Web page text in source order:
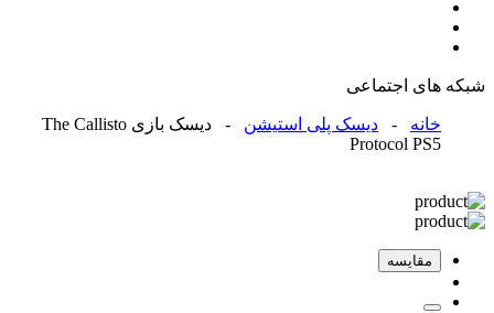
شبکه های اجتماعی
خانه - دیسک پلی استیشن
- دیسک بازی The Callisto
Protocol PS5
مقایسه